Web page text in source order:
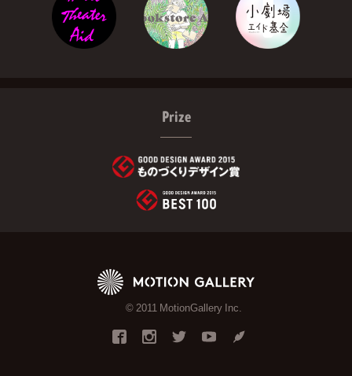
Prize
© 2011 MotionGallery Inc.